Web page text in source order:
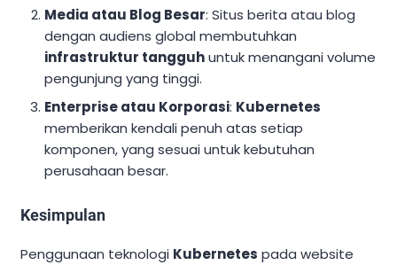
Media atau Blog Besar: Situs berita atau blog
dengan audiens global membutuhkan
infrastruktur tangguhuntuk menangani volume
pengunjung yang tinggi.
Enterprise atau Korporasi: Kubernetes
memberikan kendali penuh atas setiap
komponen, yang sesuai untuk kebutuhan
perusahaan besar.
Kesimpulan
Penggunaan teknologi Kubernetes pada website